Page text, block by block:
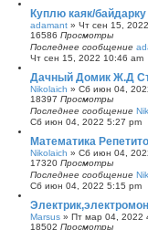
Куплю каяк/байдарку
adamant » Чт сен 15,
16586 Просмотры
Последнее сообщение
Чт сен 15, 2022 10:46 am
Дачный Домик Ж.Д
Nikolaich » Сб июн 04,
18397 Просмотры
Последнее сообщение
Сб июн 04, 2022 5:27 pm
Математика
Nikolaich » Сб июн 04,
17320 Просмотры
Последнее сообщение
Сб июн 04, 2022 5:15 pm
Marsus » Пт мар 04, 2022
18502 Просмотры